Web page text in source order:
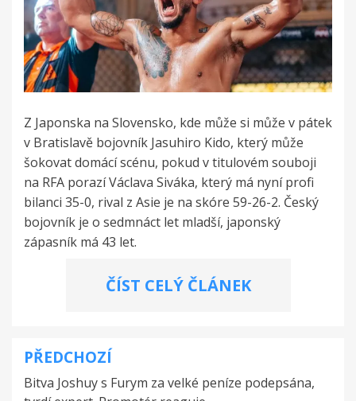
Z Japonska na Slovensko, kde může si může v pátek
v Bratislavě bojovník Jasuhiro Kido, který může
šokovat domácí scénu, pokud v titulovém souboji
na RFA porazí Václava Siváka, který má nyní profi
bilanci 35-0, rival z Asie je na skóre 59-26-2. Český
bojovník je o sedmnáct let mladší, japonský
zápasník má 43 let.
ČÍST CELÝ ČLÁNEK
Navigace
pro
PŘEDCHOZÍ
Bitva Joshuy s Furym za velké peníze podepsána,